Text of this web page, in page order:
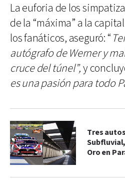
La euforia de los
de la “máxima” a la
los fanáticos, aseguró: “
autógrafo de Werner y
cruce del túnel”,y
es una pasión para todo
Tres
Oro en